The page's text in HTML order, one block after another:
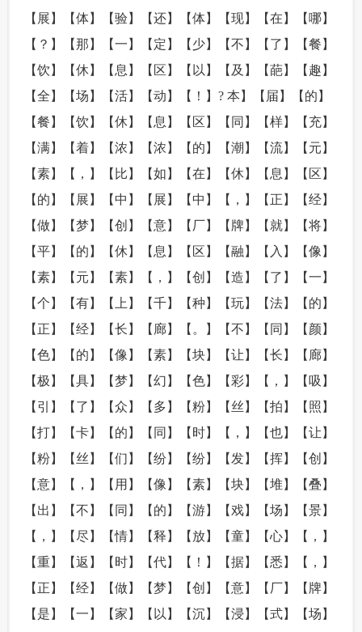
【展】【体】【验】【还】【体】【现】【在】【哪】
【？】【那】【一】【定】【少】【不】【了】【餐】
【饮】【休】【息】【区】【以】【及】【葩】【趣】
【全】【场】【活】【动】【！】? 本】【届】【的】
【餐】【饮】【休】【息】【区】【同】【样】【充】
【满】【着】【浓】【浓】【的】【潮】【流】【元】
【素】【，】【比】【如】【在】【休】【息】【区】
【的】【展】【中】【展】【中】【，】【正】【经】
【做】【梦】【创】【意】【厂】【牌】【就】【将】
【平】【的】【休】【息】【区】【融】【入】【像】
【素】【元】【素】【，】【创】【造】【了】【一】
【个】【有】【上】【千】【种】【玩】【法】【的】
【正】【经】【长】【廊】【。】【不】【同】【颜】
【色】【的】【像】【素】【块】【让】【长】【廊】
【极】【具】【梦】【幻】【色】【彩】【，】【吸】
【引】【了】【众】【多】【粉】【丝】【拍】【照】
【打】【卡】【的】【同】【时】【，】【也】【让】
【粉】【丝】【们】【纷】【纷】【发】【挥】【创】
【意】【，】【用】【像】【素】【块】【堆】【叠】
【出】【不】【同】【的】【游】【戏】【场】【景】
【，】【尽】【情】【释】【放】【童】【心】【，】
【重】【返】【时】【代】【！】【据】【悉】【，】
【正】【经】【做】【梦】【创】【意】【厂】【牌】
【是】【一】【家】【以】【沉】【浸】【式】【场】